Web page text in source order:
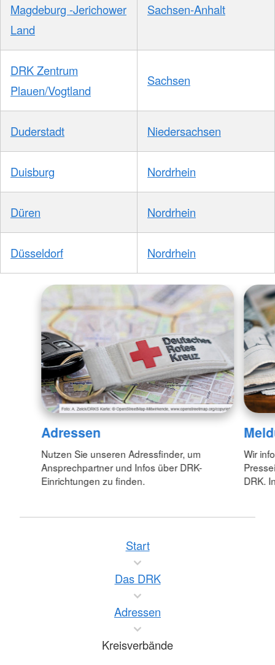
Magdeburg -Jerichower
Land
Sachsen-Anhalt
DRK Zentrum
Plauen/Vogtland
Sachsen
Duderstadt Niedersachsen
Duisburg Nordrhein
Düren Nordrhein
Düsseldorf Nordrhein
Adressen
Nutzen Sie unseren Adressfinder, um
Ansprechpartner und Infos über DRK-
Einrichtungen zu finden.
Wir
DRK.
Start
Das DRK
Adressen
Kreisverbände